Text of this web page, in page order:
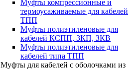
Муфты компрессионные и
термоусаживаемые для кабелей
ТПП
Муфты полиэтиленовые для
кабелей КСПП, ЗКП, ЗКВ
Муфты полиэтиленовые для
кабелей типа ТПП
Муфты для кабелей с оболочками из